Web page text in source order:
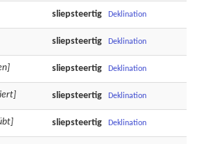
sliepsteertig Deklination
sliepsteertig Deklination
sliepsteertig Deklination
sliepsteertig Deklination
sliepsteertig Deklination